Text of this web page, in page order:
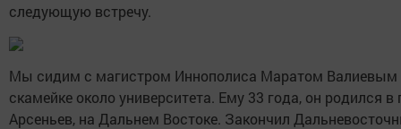
следующую встречу.
Мы сидим с магистром Иннополиса Маратом Валиевым
скамейке около университета. Ему 33 года, он родился в
Арсеньев, на Дальнем Востоке. Закончил